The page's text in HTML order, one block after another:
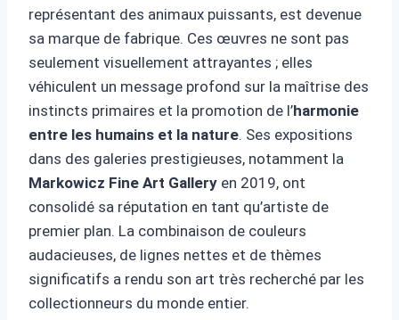
représentant des animaux puissants, est devenue
sa marque de fabrique. Ces œuvres ne sont pas
seulement visuellement attrayantes ; elles
véhiculent un message profond sur la maîtrise des
instincts primaires et la promotion de l’harmonie
entre les humains et la nature. Ses expositions
dans des galeries prestigieuses, notamment la
Markowicz Fine Art Gallery en 2019, ont
consolidé sa réputation en tant qu’artiste de
premier plan. La combinaison de couleurs
audacieuses, de lignes nettes et de thèmes
significatifs a rendu son art très recherché par les
collectionneurs du monde entier.